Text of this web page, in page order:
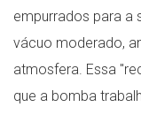
empurrados para a
vácuo moderado,
atmosfera. Essa
que a bomba